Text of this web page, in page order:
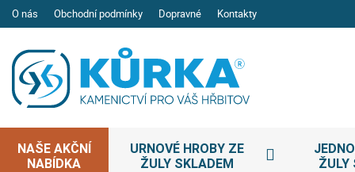
O nás Obchodní podmínky Dopravné Kontakty
NAŠE AKČNÍ
NABÍDKA
URNOVÉ HROBY ZE
ŽULY SKLADEM
ŽULY